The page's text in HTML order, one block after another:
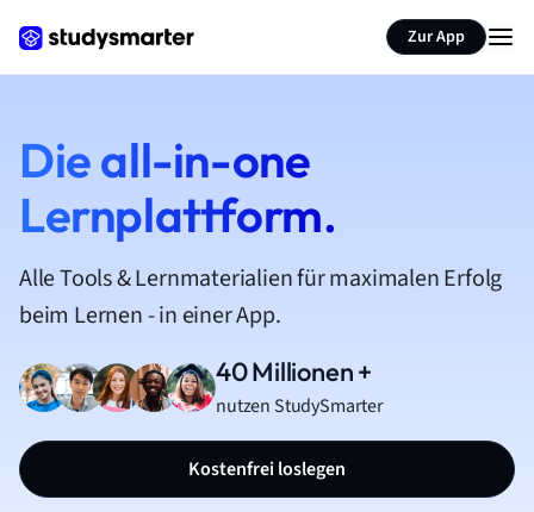
Zur App
Die all-in-one
Lernplattform.
Alle Tools & Lernmaterialien für maximalen Erfolg
beim Lernen - in einer App.
40 Millionen +
nutzen StudySmarter
Kostenfrei loslegen